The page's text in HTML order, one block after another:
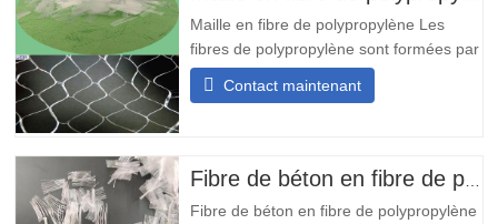
de plusieurs fibres individuelles.…
Maille en fibre de polypropylène Les
fibres de polypropylène sont formées par
la fusion et la liaison d'un grand nombre
de fins filaments de polypropylène grâce
sont ensuite découpées en faisceaux de
Contact maintenant
Fibre de béton en fibre de polypropylène